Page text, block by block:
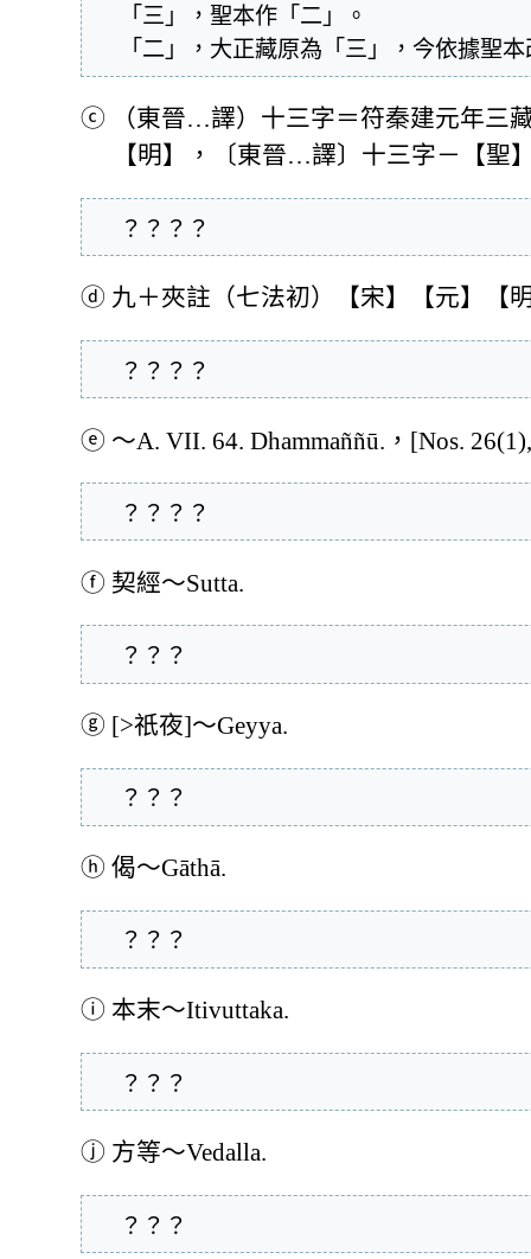
「二」，大正藏原為「三」，今依據聖
ⓒ
（東晉…譯）十三字＝符秦建元年三
【明】，〔東晉…譯〕十三字－【聖
  ？？？？
ⓓ 九＋夾註（七法初）【宋】【元】【
  ？？？？
ⓔ ～A. VII. 64. Dhammaññū.，[Nos.
  ？？？？
ⓕ 契經～Sutta.
  ？？？
ⓖ [>祇夜]～Geyya.
  ？？？
ⓗ 偈～Gāthā.
  ？？？
ⓘ 本末～Itivuttaka.
  ？？？
ⓙ 方等～Vedalla.
  ？？？